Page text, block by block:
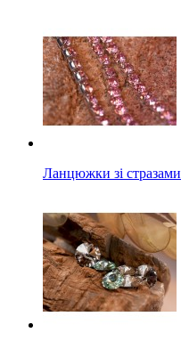
Ланцюжки зі стразами